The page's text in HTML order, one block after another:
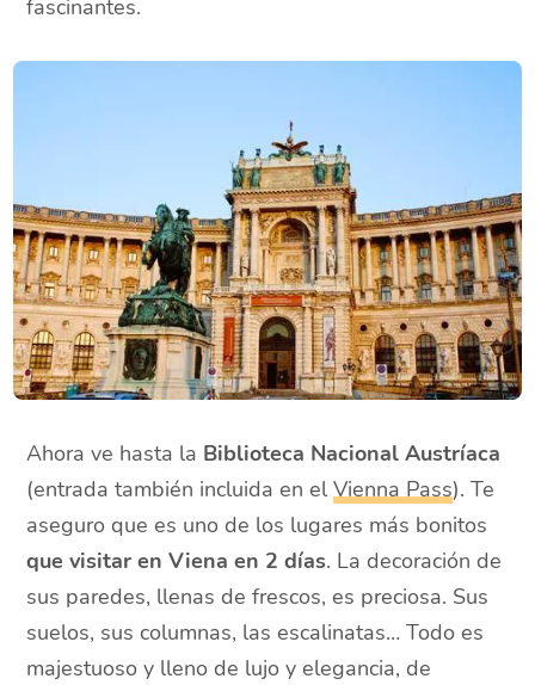
fascinantes.
Ahora ve hasta la Biblioteca Nacional Austríaca
(entrada también incluida en elVienna Pass). Te
aseguro que es uno de los lugares más bonitos
que visitar en Viena en 2 días. La decoración de
sus paredes, llenas de frescos, es preciosa. Sus
suelos, sus columnas, las escalinatas… Todo es
majestuoso y lleno de lujo y elegancia, de